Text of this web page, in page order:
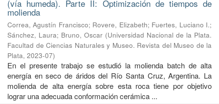
(vía humeda). Parte II: Optimización de tiempos de
molienda
Correa, Agustín Francisco; Rovere, Elizabeth; Fuertes, Luciano I.;
Sánchez, Laura; Bruno, Oscar (Universidad Nacional de la Plata.
Facultad de Ciencias Naturales y Museo. Revista del Museo de la
Plata, 2023-07)
En el presente trabajo se estudió la molienda batch de alta
energía en seco de áridos del Río Santa Cruz, Argentina. La
molienda de alta energía sobre esta roca tiene por objetivo
lograr una adecuada conformación cerámica ...